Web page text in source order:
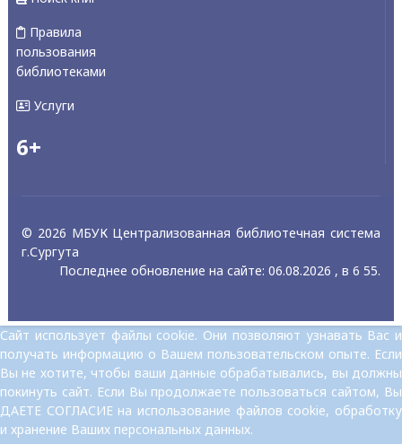
Правила
пользования
библиотеками
Услуги
6+
© 2026 МБУК Централизованная библиотечная система
г.Сургута
Последнее обновление на сайте: 06.08.2026 , в 6 55.
Сайт использует файлы cookie. Они позволяют узнавать Вас и
получать информацию о Вашем пользовательском опыте. Если
Вы не хотите, чтобы ваши данные обрабатывались, вы должны
покинуть сайт. Если Вы продолжаете пользоваться сайтом, Вы
ДАЕТЕ СОГЛАСИЕ на использование файлов cookie, обработку
и хранение Ваших персональных данных.